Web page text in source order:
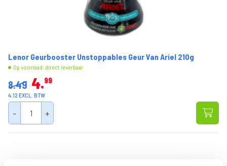
Lenor Geurbooster Unstoppables Geur Van Ariel 210g
Op voorraad: direct leverbaar
8.49 4 99
4.12 EXCL. BTW
- +